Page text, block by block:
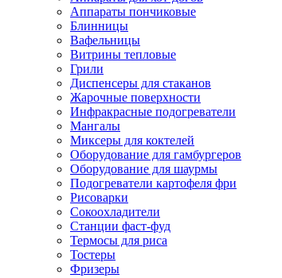
Аппараты пончиковые
Блинницы
Вафельницы
Витрины тепловые
Грили
Диспенсеры для стаканов
Жарочные поверхности
Инфракрасные подогреватели
Мангалы
Миксеры для коктелей
Оборудование для гамбургеров
Оборудование для шаурмы
Подогреватели картофеля фри
Рисоварки
Сокоохладители
Станции фаст-фуд
Термосы для риса
Тостеры
Фризеры